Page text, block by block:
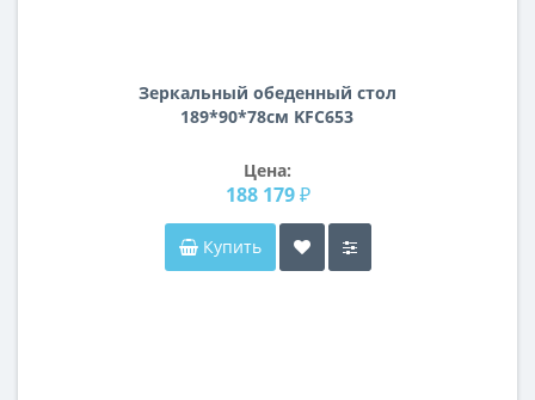
Зеркальный обеденный стол
189*90*78см KFC653
Цена:
188 179 ₽
Купить